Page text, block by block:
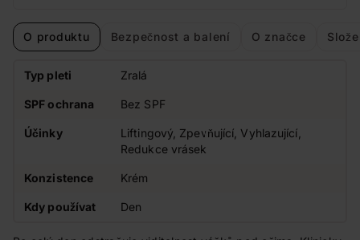
O produktu Bezpečnost a balení O značce
Typ pleti Zralá
SPF ochrana Bez SPF
Účinky
Liftingový, Zpevňující, Vyhlazující,
Redukce vrásek
Konzistence Krém
Kdy používat Den